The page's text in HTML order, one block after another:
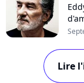
son
Lire